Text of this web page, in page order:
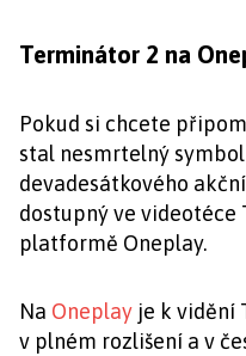
Terminátor 2 na
Pokud si chcete
stal nesmrtelný
devadesátkového
dostupný ve videotéce
platformě Oneplay.
Na Oneplay je k vidění
v plném rozlišení a v